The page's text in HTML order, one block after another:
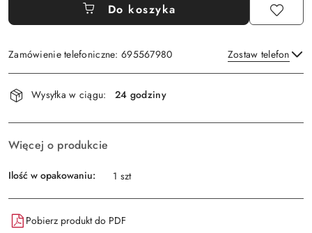
Do koszyka
Zamówienie telefoniczne: 695567980 Zostaw telefon
Dostępność
i
dostawa
Wysyłka w ciągu: 24 godziny
Więcej o produkcie
Ilość w opakowaniu: 1 szt
Pobierz produkt do PDF